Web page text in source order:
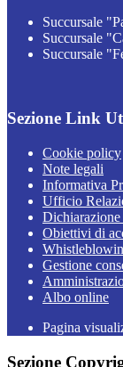
Succursale
Succursale
Succursale
Sezione Link
Cookie policy
Note legali
Informativa
Ufficio
Dichiarazione
Obiettivi di
Gestione
Albo online
Pagina
Sezione